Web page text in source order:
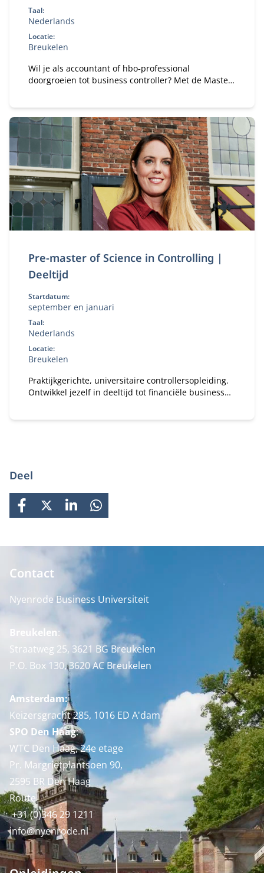
Taal:
Nederlands
Locatie:
Breukelen
Wil je als accountant of hbo‑professional
doorgroeien tot business controller? Met de Master
adviseren bij financiële en strategische
vraagstukken.
Pre-master of Science in Controlling |
Deeltijd
Startdatum:
september en januari
Taal:
Nederlands
Locatie:
Breukelen
Praktijkgerichte, universitaire controllersopleiding.
Ontwikkel jezelf in deeltijd tot financiële business
Deel
FACEBOOK
X LINKEDINWHATSAPP
Contact
Nyenrode Business Universiteit
Breukelen:
Straatweg 25, 3621 BG Breukelen
P.O. Box 130, 3620 AC Breukelen
Amsterdam:
Keizersgracht 285, 1016 ED A'dam
SPO Den Haag:
WTC Den Haag, 24e etage
Pr. Margrietplantsoen 90,
2595 BR Den Haag
Route
+31 (0)346 29 1211
info@nyenrode.nl